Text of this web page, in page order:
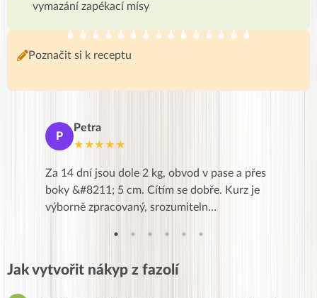
vymazání zapékací mísy
Poznačit si k receptu
P
Petra
★★★★★
Za 14 dní jsou dole 2 kg, obvod v pase a přes
boky &#8211; 5 cm. Cítím se dobře. Kurz je
výborně zpracovaný, srozumiteln…
Jak vytvořit nákyp z fazolí